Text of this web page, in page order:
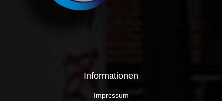
Informationen
Impressum